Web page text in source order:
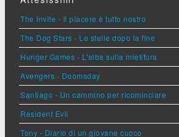
The Invite - Il piacere è tutto nostro
The Dog Stars - Le stelle dopo la fine
Hunger Games - L'alba sulla mietitura
Avengers - Doomsday
Santiago - Un cammino per ricominciare
Resident Evil
Tony - Diario di un giovane cuoco